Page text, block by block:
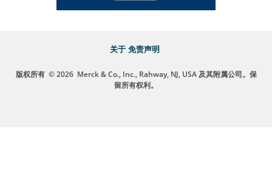
关于 免责声明
版权所有 © 2026 Merck & Co., Inc., Rahway, NJ, USA 及其附属公司。保
留所有权利。